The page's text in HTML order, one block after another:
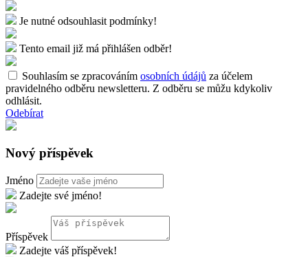
Je nutné odsouhlasit podmínky!
Tento email již má přihlášen odběr!
Souhlasím se zpracováním osobních údájů za účelem
pravidelného odběru newsletteru. Z odběru se můžu kdykoliv
odhlásit.
Odebírat
Nový příspěvek
Jméno
Zadejte své jméno!
Příspěvek
Zadejte váš příspěvek!